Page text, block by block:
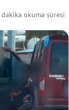
dakika okuma süresi